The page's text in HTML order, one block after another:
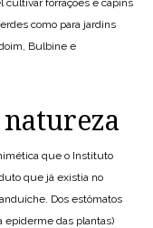
cultivar forrações e capins
como para jardins
Bulbine e
que o Instituto
que já existia no
Dos estômatos
epiderme das plantas)